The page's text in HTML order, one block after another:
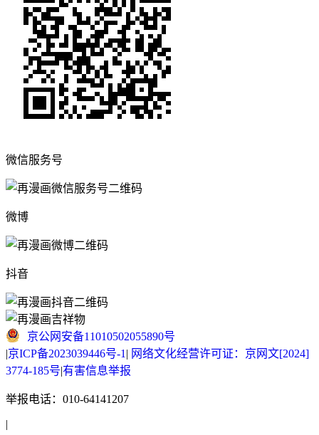
微信服务号
微博
抖音
京公网安备11010502055890号
|京ICP备2023039446号-1 | 网络文化经营许可证：京网文[2024]
3774-185号|有害信息举报
举报电话：010-64141207
|